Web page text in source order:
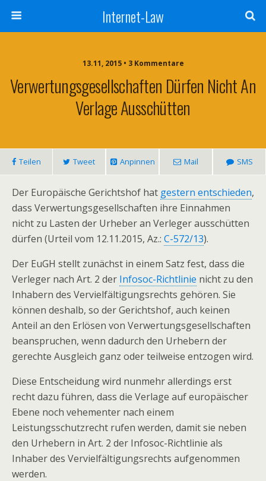
Internet-Law
13.11, 2015 • 3 Kommentare
Verwertungsgesellschaften Dürfen Nicht An
Verlage Ausschütten
Teilen Tweet Anpinnen Mail SMS
Der Europäische Gerichtshof hat gestern entschieden,
dass Verwertungsgesellschaften ihre Einnahmen
nicht zu Lasten der Urheber an Verleger ausschütten
dürfen (Urteil vom 12.11.2015, Az.: C-572/13).
Der EuGH stellt zunächst in einem Satz fest, dass die
Verleger nach Art. 2 der Infosoc-Richtlinie nicht zu den
Inhabern des Vervielfältigungsrechts gehören. Sie
können deshalb, so der Gerichtshof, auch keinen
Anteil an den Erlösen von Verwertungsgesellschaften
beanspruchen, wenn dadurch den Urhebern der
gerechte Ausgleich ganz oder teilweise entzogen wird.
Diese Entscheidung wird nunmehr allerdings erst
recht dazu führen, dass die Verlage auf europäischer
Ebene noch vehementer nach einem
Leistungsschutzrecht rufen werden, damit sie neben
den Urhebern in Art. 2 der Infosoc-Richtlinie als
Inhaber des Vervielfältigungsrechts aufgenommen
werden.